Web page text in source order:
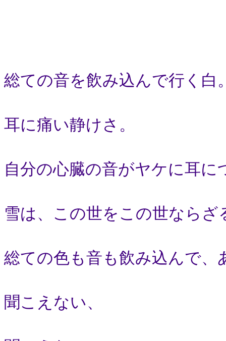
総ての音を飲み込んで行く白
耳に痛い静けさ。
自分の心臓の音がヤケに耳に
雪は、この世をこの世なら
総ての色も音も飲み込んで
聞こえない、